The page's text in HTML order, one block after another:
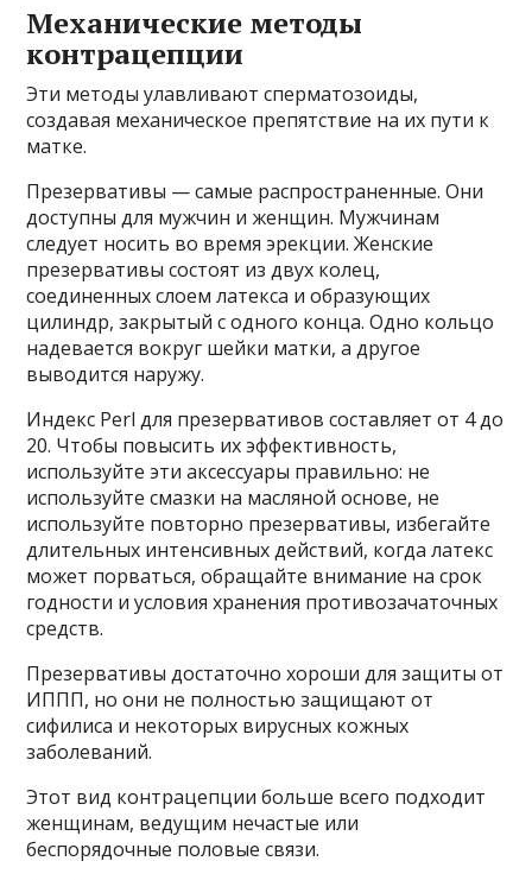
Механические методы
контрацепции
Эти методы улавливают сперматозоиды,
создавая механическое препятствие на их пути к
матке.
Презервативы — самые распространенные. Они
доступны для мужчин и женщин. Мужчинам
следует носить во время эрекции. Женские
презервативы состоят из двух колец,
соединенных слоем латекса и образующих
цилиндр, закрытый с одного конца. Одно кольцо
надевается вокруг шейки матки, а другое
выводится наружу.
Индекс Perl для презервативов составляет от 4 до
20. Чтобы повысить их эффективность,
используйте эти аксессуары правильно: не
используйте смазки на масляной основе, не
используйте повторно презервативы, избегайте
длительных интенсивных действий, когда латекс
может порваться, обращайте внимание на срок
годности и условия хранения противозачаточных
средств.
Презервативы достаточно хороши для защиты от
ИППП, но они не полностью защищают от
сифилиса и некоторых вирусных кожных
заболеваний.
Этот вид контрацепции больше всего подходит
женщинам, ведущим нечастые или
беспорядочные половые связи.